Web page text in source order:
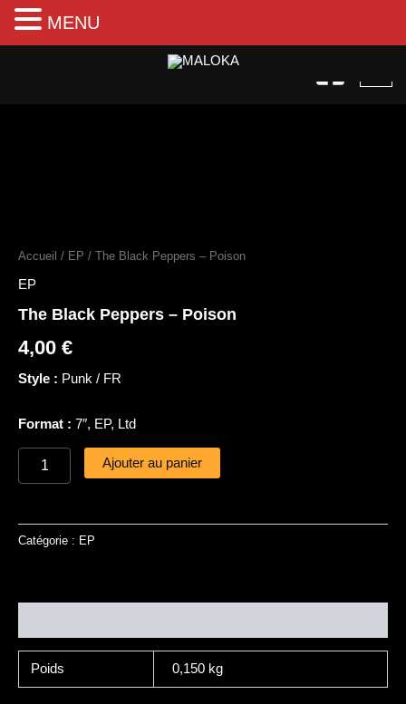
Aller
Accueil / EP / The Black Peppers – Poison
EP
The Black Peppers – Poison
4,00 €
Style : Punk / FR
Format : 7″, EP, Ltd
Black
Peppers
Poison
Ajouter au panier
Catégorie : EP
Poids 0,150 kg
MENU